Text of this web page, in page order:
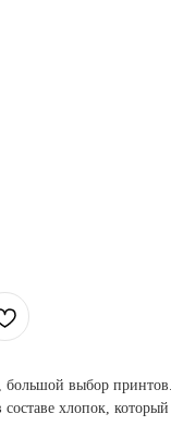
большой выбор
хлопок,